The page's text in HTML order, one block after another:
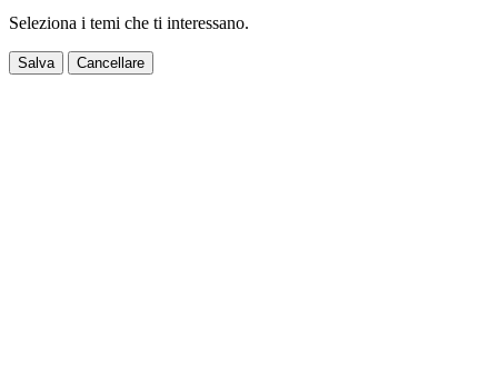
Seleziona i temi che ti interessano.
Salva Cancellare